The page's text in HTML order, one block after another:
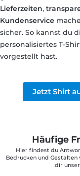
Lieferzeiten,
Kundenservice
sicher. So kannst du
personalisiertes T-
vorgestellt hast.
Jetzt Shirt
Häufige
Hier findest du
Bedrucken und Gestalten
dir